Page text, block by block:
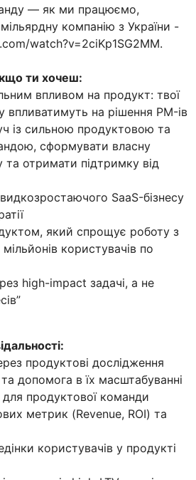
— як ми працюємо,
компанію з України -
watch?v=2ciKp1SG2MM.
ти хочеш:
впливом на продукт: твої
впливатимуть на рішення PM-ів
із сильною продуктовою та
сформувати власну
та отримати підтримку від
SaaS-бізнесу
який спрощує роботу з
користувачів по
high-impact задачі, а не
продуктові дослідження
допомога в їх масштабуванні
продуктової команди
метрик (Revenue, ROI) та
користувачів у продукті